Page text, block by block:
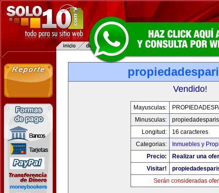
Vendido!
Mayusculas:
Minusculas:
Longitud:
16 caracteres
Categorias:
Inmuebles y
Precio:
Realizar una
Visitar!
Serán consideradas